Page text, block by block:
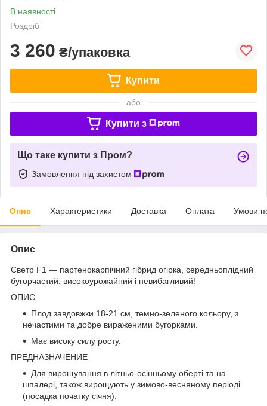
В наявності
Роздріб
3 260 ₴/упаковка
Купити
або
Купити з
Що таке купити з Пром?
Замовлення під захистом
Опис Характеристики Доставка Оплата Умови
Опис
Светр F1 — партенокарпічний гібрид огірка, середньоплідний
бугорчастий, високоурожайний і невибагливий!
ОПИС
Плод завдовжки 18-21 см, темно-зеленого кольору, з
нечастими та добре вираженими бугорками.
Має високу силу росту.
ПРЕДНАЗНАЧЕНИЕ
Для вирощування в літньо-осінньому оберті та на
шпалері, також вирощують у зимово-весняному періоді
(посадка початку січня).